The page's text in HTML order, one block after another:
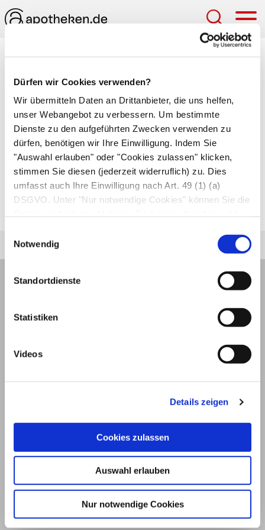
Dürfen wir Cookies verwenden?
Wir übermitteln Daten an Drittanbieter, die uns helfen,
unser Webangebot zu verbessern. Um bestimmte
Dienste zu den aufgeführten Zwecken verwenden zu
dürfen, benötigen wir Ihre Einwilligung. Indem Sie
"Auswahl erlauben" oder "Cookies zulassen" klicken,
stimmen Sie diesen (jederzeit widerruflich) zu. Dies
umfasst auch Ihre Einwilligung nach Art. 49 (1) (a)
DSGVO. Unter "Nur notwendige Cookies" können Sie die
Notwendig
Standortdienste
Statistiken
Videos
Details zeigen
Cookies zulassen
Auswahl erlauben
Nur notwendige Cookies
Brutkasten
Temperatur, Luftfeuchtigkeit und
Sauerstoffgehalt speziell auf die Bedürfnisse des
Säuglings eingestellt sind. Durch seitliche
Klappen werden die Neugeborenen behandelt
und gepflegt.
Autor*innen
zuletzt geändert am01.01.1970um 01:00 Uhr
© 2026
Impressum und Nutzungsbedingungen
Datenschutz Privatsphäre
Qualitätsrichtlinien Barrierefreiheit